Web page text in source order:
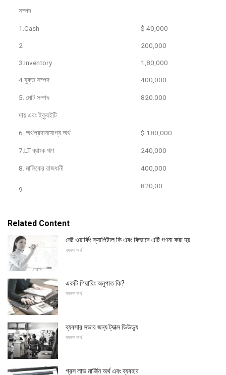
সম্পদ
1.Cash $ 40,000
2 200,000
3.Inventory 1,80,000
4.যুক্ত সম্পদ 400,000
5. মোট সম্পদ 820.000
দায় এবং ইক্যুইটি
6. অর্থপ্রদানযোগ্য অর্থ $ 180,000
7.LT ব্যাংক ঋণ 240,000
8. মালিকের রাজধানী 400,000
9 820,00
Related Content
নেট ওয়ার্কিং ক্যাপিটাল কি এবং কিভাবে এটি গণনা করা হয়
ব্যবসা অর্থ
একটি গিয়ারিং অনুপাত কি?
ব্যবসা অর্থ
ব্যবসার সভার জন্য ট্যাক্স ডিউড্যু
ব্যবসা অর্থ
গ্রস লাভ মার্জিন অর্থ এবং ব্যবহার